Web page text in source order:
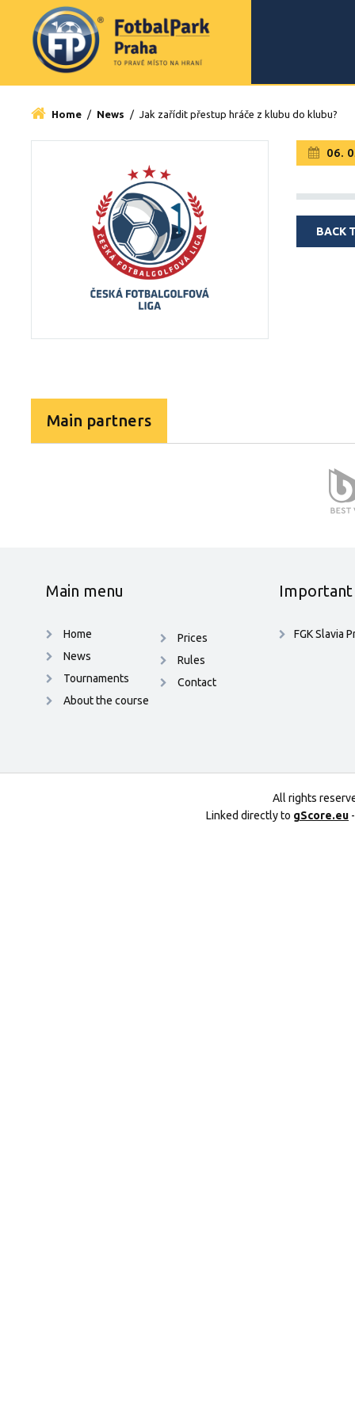
Home / News / Jak zařídit přestup hráče z klubu do klubu?
06.
BACK
Main partners
Main menu
Home
News
Tournaments
About the course
Prices
Rules
Contact
Important
FGK Slavia
All rights
Linked directly to gScore.eu